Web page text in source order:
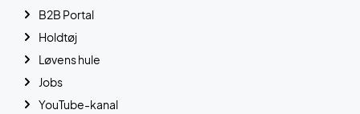
B2B Portal
Holdtøj
Løvens hule
Jobs
YouTube-kanal